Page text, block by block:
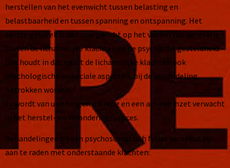
herstellen van het evenwicht tussen belasting en
belastbaarheid en tussen spanning en ontspanning. Het
eerste gesprek is dan ook gericht op het vinden van de relatie
tussen de lichamelijke klachten en de psychische gesteldheid.
Dat houdt in dat naast de lichamelijke klachten ook
psychologische en sociale aspecten, bij de behandeling
betrokken worden.
Er wordt van u een eigen inbreng en een actieve inzet verwacht
in het herstel- en veranderingsproces.
Behandelingen bij een psychosomatisch fysiotherapeut zijn
aan te raden met onderstaande klachten: